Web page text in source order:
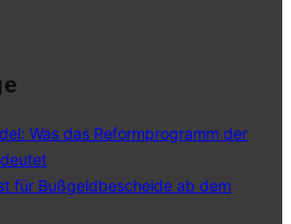
Was das Reformprogramm der
für Bußgeldbescheide ab dem